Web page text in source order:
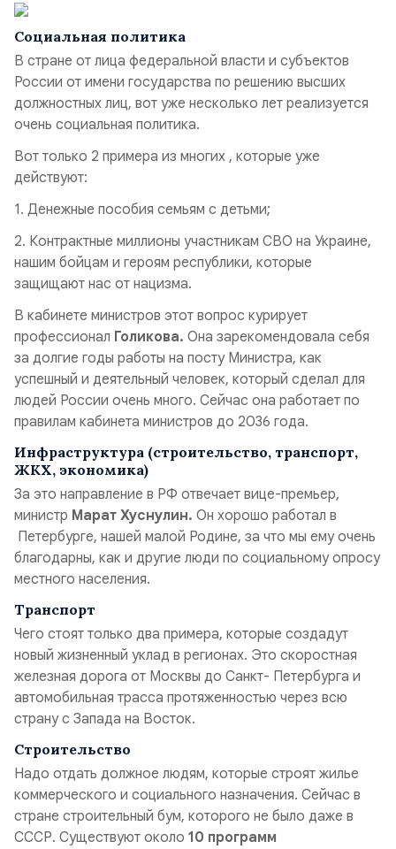
Социальная политика
В стране от лица федеральной власти и субъектов
России от имени государства по решению высших
должностных лиц, вот уже несколько лет реализуется
очень социальная политика.
Вот только 2 примера из многих , которые уже
действуют:
1. Денежные пособия семьям с детьми;
2. Контрактные миллионы участникам СВО на Украине,
нашим бойцам и героям республики, которые
защищают нас от нацизма.
В кабинете министров этот вопрос курирует
профессионал Голикова. Она зарекомендовала себя
за долгие годы работы на посту Министра, как
успешный и деятельный человек, который сделал для
людей России очень много. Сейчас она работает по
правилам кабинета министров до 2036 года.
Инфраструктура (строительство, транспорт,
ЖКХ, экономика)
За это направление в РФ отвечает вице-премьер,
министр Марат Хуснулин. Он хорошо работал в
Петербурге, нашей малой Родине, за что мы ему очень
благодарны, как и другие люди по социальному опросу
местного населения.
Транспорт
Чего стоят только два примера, которые создадут
новый жизненный уклад в регионах. Это скоростная
железная дорога от Москвы до Санкт- Петербурга и
автомобильная трасса протяженностью через всю
страну с Запада на Восток.
Строительство
Надо отдать должное людям, которые строят жилье
коммерческого и социального назначения. Сейчас в
стране строительный бум, которого не было даже в
СССР. Существуют около 10 программ